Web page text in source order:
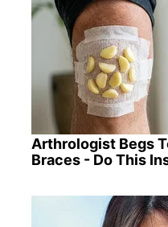
Arthrologist Begs
Braces - Do This